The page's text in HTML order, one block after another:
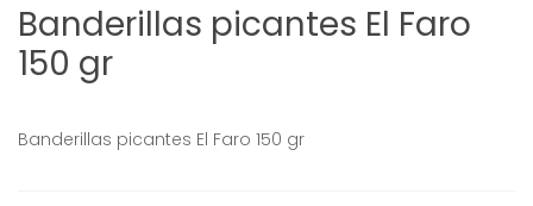
Banderillas picantes El Faro
150 gr
Banderillas picantes El Faro 150 gr